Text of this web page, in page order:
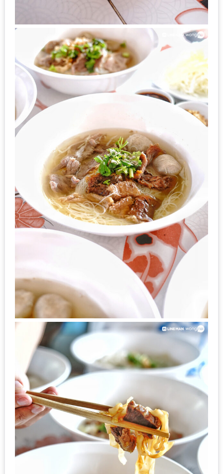
ทำไม
เรา
ไม่
ทำ
อาหาร
SHOP
TOP
10
รีวิว
ร้าน
อาหาร
มาก
ประจำ
2557
กิจกรรม
ชิง
รางวัล
กับ
สมาชิก
ENEWS